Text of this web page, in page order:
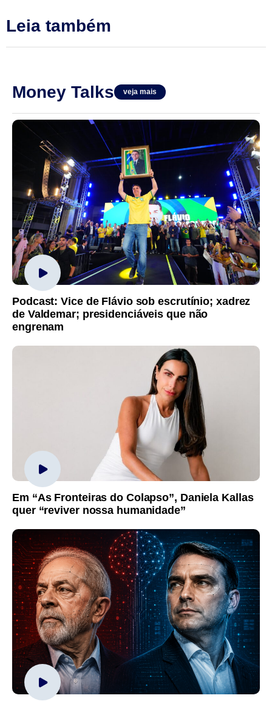
Leia também
Money Talks veja mais
Podcast: Vice de Flávio sob escrutínio; xadrez
de Valdemar; presidenciáveis que não
engrenam
Em “As Fronteiras do Colapso”, Daniela Kallas
quer “reviver nossa humanidade”